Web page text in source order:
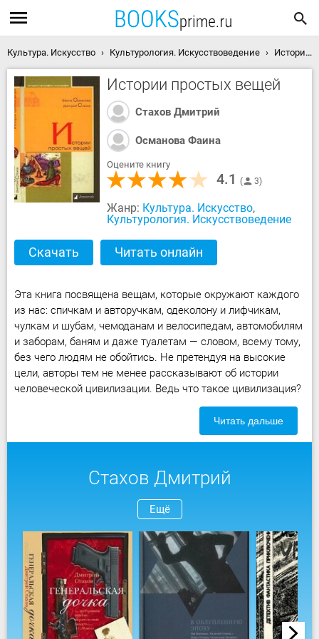
Культура. Искусство Культурология. Искусствоведение Истории простых вещей скачать книгу
Истории простых вещей
Стахов Дмитрий
Османова Фаина
Оцените книгу
4.1 3
Жанр: Культура. Искусство,
Культурология. Искусствоведение
Скачать Читать онлайн
Эта книга посвящена вещам, которые окружают каждого
из нас: спичкам и авторучкам, одеколону и лифчикам,
чулкам и шубам, чемоданам и велосипедам, автомобилям
и заборам, баням и даже туалетам — словом, всему тому,
без чего людям не обойтись. Не претендуя на высокие
цели, авторы тем не менее рассказывают об истории
человеческой цивилизации. Ведь что такое цивилизация?
Читать дальше
Стахов Дмитрий
Ещё